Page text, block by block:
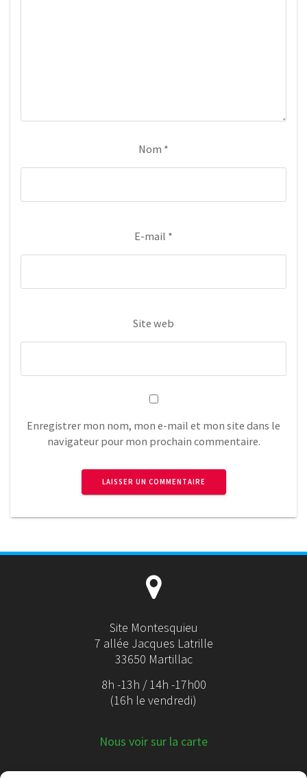
Nom *
E-mail *
Site web
Enregistrer mon nom, mon e-mail et mon site dans le
navigateur pour mon prochain commentaire.
Site Montesquieu
7 allée Jacques Latrille
33650 Martillac
8h -13h / 14h -17h00
(16h le vendredi)
Nous voir sur la carte